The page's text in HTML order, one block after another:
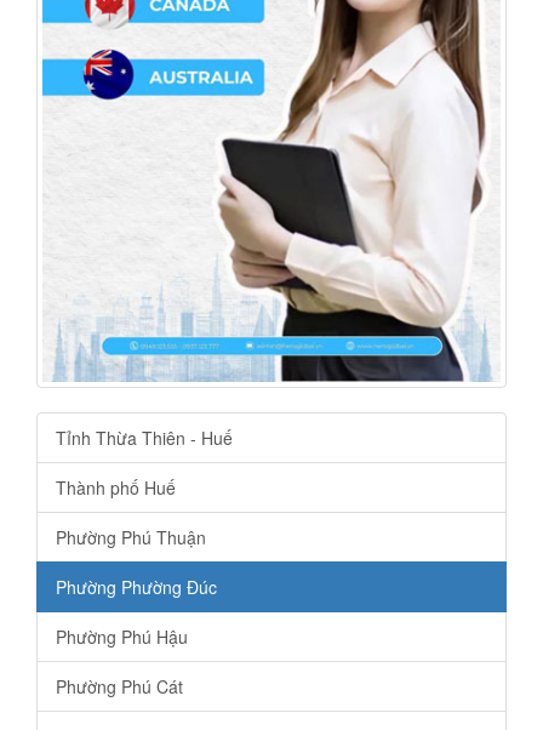
Tỉnh Thừa Thiên - Huế
Thành phố Huế
Phường Phú Thuận
Phường Phường Đúc
Phường Phú Hậu
Phường Phú Cát